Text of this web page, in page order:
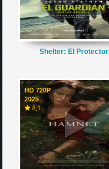
Shelter: El Protector
HD 720P
2025
8,1